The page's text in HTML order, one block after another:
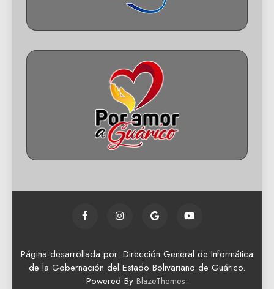
Página desarrollada por: Dirección General de Informática
de la Gobernación del Estado Bolivariano de Guárico.
Powered By BlazeThemes.